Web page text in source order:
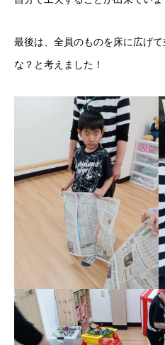
最後は、全員のものを床に広げ
な？と考えました！